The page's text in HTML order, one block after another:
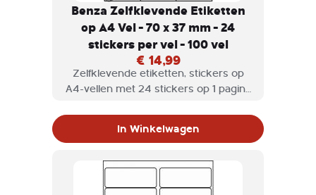
Benza Zelfklevende Etiketten
op A4 Vel - 70 x 37 mm - 24
stickers per vel - 100 vel
€ 14,99
Zelfklevende etiketten, stickers op
A4-vellen met 24 stickers op 1 pagina
In Winkelwagen